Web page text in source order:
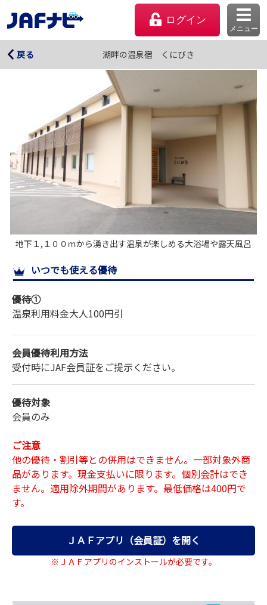
ログイン
メニュー
マイページ
サイトマップ
戻る 湖畔の温泉宿 くにびき
湖畔の温泉宿 くにびき
地下１,１００ｍから湧き出す温泉が楽しめる大浴場や露天風呂
いつでも使える優待
優待①
温泉利用料金大人100円引
会員優待利用方法
受付時にJAF会員証をご提示ください。
優待対象
会員のみ
ご注意
他の優待・割引等との併用はできません。一部対象外商
品があります。現金支払いに限ります。個別会計はでき
ません。適用除外期間があります。最低価格は400円で
す。
ＪＡＦアプリ（会員証）を開く
※ＪＡＦアプリのインストールが必要です。